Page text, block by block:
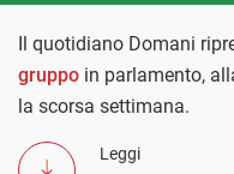
Il quotidiano Domani
gruppo in parlamento,
la scorsa settimana.
Leggi